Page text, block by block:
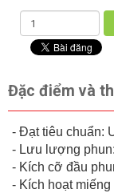
Đặc điểm và
- Đạt tiêu chuẩn:
- Lưu lượng
- Kích cỡ đầu
- Kích hoạt